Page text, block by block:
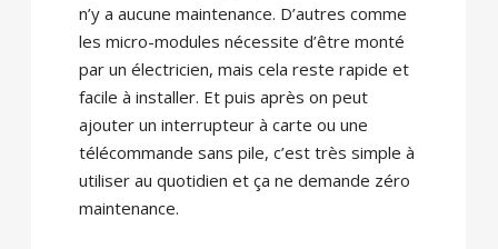
n’y a aucune maintenance. D’autres comme
les micro-modules nécessite d’être monté
par un électricien, mais cela reste rapide et
facile à installer. Et puis après on peut
ajouter un interrupteur à carte ou une
télécommande sans pile, c’est très simple à
utiliser au quotidien et ça ne demande zéro
maintenance.